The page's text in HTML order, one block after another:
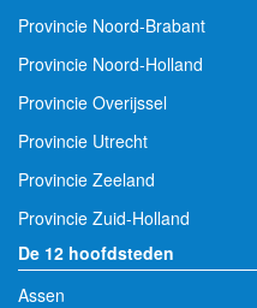
Provincie Noord-Brabant
Provincie Noord-Holland
Provincie Overijssel
Provincie Utrecht
Provincie Zeeland
Provincie Zuid-Holland
De 12 hoofdsteden
Assen